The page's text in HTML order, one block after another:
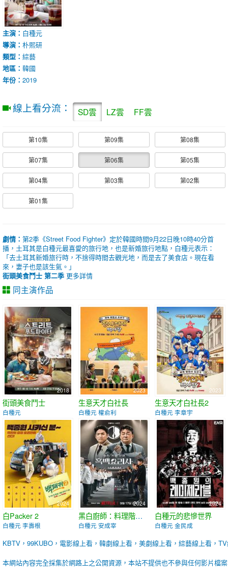
主演： 白種元
導演： 朴熙研
類型： 綜藝
地區： 韓國
年份： 2019
線上看分流： SD雲 LZ雲 FF雲
第10集 第09集 第08集
第07集 第06集 第05集
第04集 第03集 第02集
第01集
劇情： 第2季《Street Food Fighter》定於韓國時間9月22日晚10時40分首
播，土耳其是白種元最喜愛的旅行地，也是新婚旅行地點，白種元表示：
「去土耳其新婚旅行時，不捨得時間去觀光地，而是去了美食店。現在看
來，妻子也是該生氣。」
街頭美食鬥士 第二季 更多詳情
同主演作品
2018
街頭美食鬥士
白種元
2023
生意天才白社長
白種元 權俞利
2023
生意天才白社長2
白種元 李章宇
2024
白Packer 2
白種元 李壽根
2024
黑白廚師：料理階級戰爭 第一季
白種元 安成宰
2024
白種元的悲慘世界
白種元 金民成
KBTV，99KUBO，電影線上看，韓劇線上看，美劇線上看，綜藝線上看，
本網站內容完全採集於網路上之公開資源，本站不提供也不參與任何影片檔